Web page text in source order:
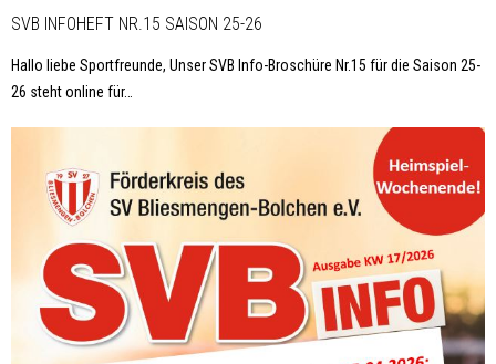
SVB INFOHEFT NR.15 SAISON 25-26
Hallo liebe Sportfreunde, Unser SVB Info-Broschüre Nr.15 für die Saison 25-
26 steht online für…